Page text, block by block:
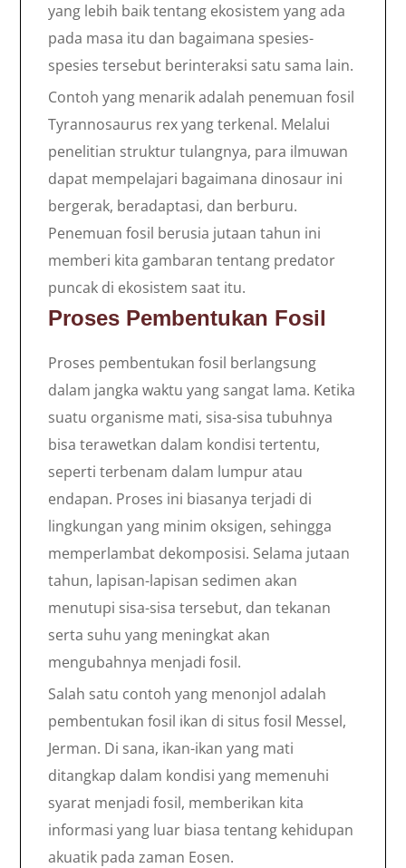
yang lebih baik tentang ekosistem yang ada
pada masa itu dan bagaimana spesies-
spesies tersebut berinteraksi satu sama lain.
Contoh yang menarik adalah penemuan fosil
Tyrannosaurus rex yang terkenal. Melalui
penelitian struktur tulangnya, para ilmuwan
dapat mempelajari bagaimana dinosaur ini
bergerak, beradaptasi, dan berburu.
Penemuan fosil berusia jutaan tahun ini
memberi kita gambaran tentang predator
puncak di ekosistem saat itu.
Proses Pembentukan Fosil
Proses pembentukan fosil berlangsung
dalam jangka waktu yang sangat lama. Ketika
suatu organisme mati, sisa-sisa tubuhnya
bisa terawetkan dalam kondisi tertentu,
seperti terbenam dalam lumpur atau
endapan. Proses ini biasanya terjadi di
lingkungan yang minim oksigen, sehingga
memperlambat dekomposisi. Selama jutaan
tahun, lapisan-lapisan sedimen akan
menutupi sisa-sisa tersebut, dan tekanan
serta suhu yang meningkat akan
mengubahnya menjadi fosil.
Salah satu contoh yang menonjol adalah
pembentukan fosil ikan di situs fosil Messel,
Jerman. Di sana, ikan-ikan yang mati
ditangkap dalam kondisi yang memenuhi
syarat menjadi fosil, memberikan kita
informasi yang luar biasa tentang kehidupan
akuatik pada zaman Eosen.